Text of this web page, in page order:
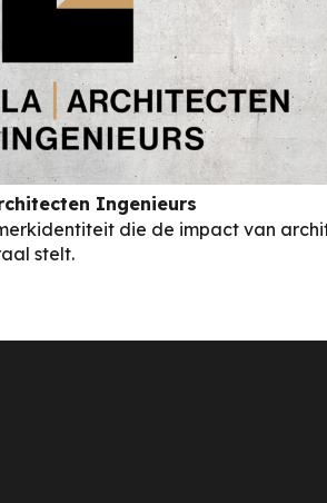
Ingenieurs
die de impact van
stelt.